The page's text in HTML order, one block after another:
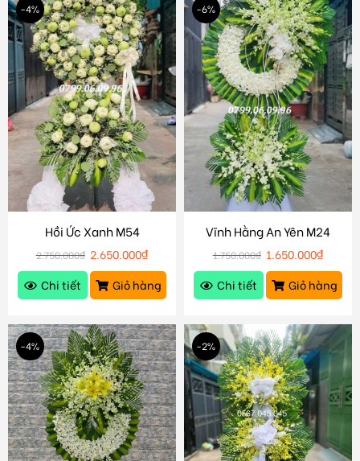
-4%
Hồi Ức Xanh M54
2.750.000₫ 2.650.000₫
Chi tiết
Giỏ hàng
-6%
Vĩnh Hằng An Yên M24
1.750.000₫ 1.650.000₫
Chi tiết
Giỏ hàng
-4% -2%